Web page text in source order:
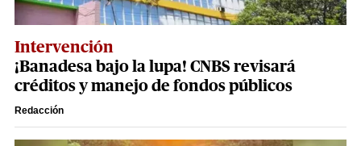
Intervención
¡Banadesa bajo la lupa! CNBS revisará
créditos y manejo de fondos públicos
Redacción